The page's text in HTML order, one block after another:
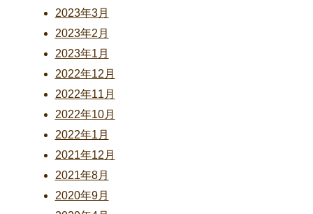
2023年3月
2023年2月
2023年1月
2022年12月
2022年11月
2022年10月
2022年1月
2021年12月
2021年8月
2020年9月